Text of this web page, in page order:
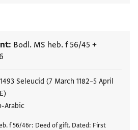
Bodl. MS heb. f 56/45 +
Seleucid (7 March 1182–5 April
Arabic
f 56/46r: Deed of gift. Dated: First